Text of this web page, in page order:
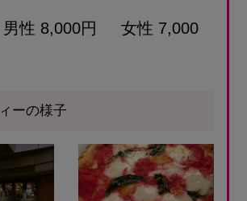
男性 8,000円 女性 7,000
ーの様子